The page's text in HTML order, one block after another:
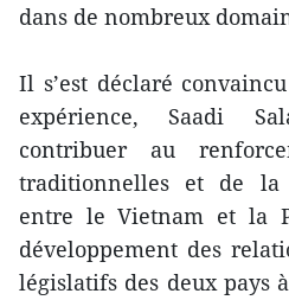
dans de nombreux
Il s’est déclaré
expérience, Saadi
contribuer au
traditionnelles et de la
entre le Vietnam et la
développement des
législatifs des deux pays